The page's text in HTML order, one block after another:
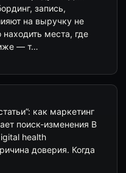
запись,
на выручку не
места, где
— т…
как маркетинг
поиск-изменения В
health
доверия. Когда